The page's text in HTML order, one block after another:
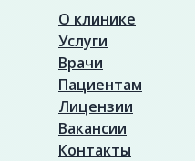
О клинике
Услуги
Врачи
Пациентам
Лицензии
Вакансии
Контакты